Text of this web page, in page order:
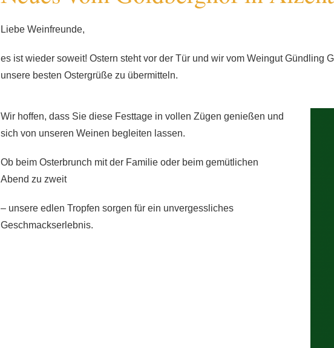
Liebe Weinfreunde,
es ist wieder soweit! Ostern steht vor der Tür und wir vom Weingut Gündling
unsere besten Ostergrüße zu übermitteln.
Wir hoffen, dass Sie diese Festtage in vollen Zügen genießen und
sich von unseren Weinen begleiten lassen.
Ob beim Osterbrunch mit der Familie oder beim gemütlichen
Abend zu zweit
– unsere edlen Tropfen sorgen für ein unvergessliches
Geschmackserlebnis.